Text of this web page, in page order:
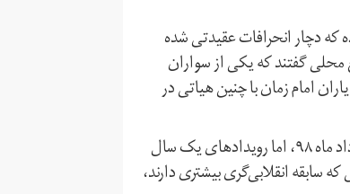
دچار انحرافات عقیدتی شده
گفتند که یکی از سواران
امام زمان با چنین هیاتی در
عبدالنبی نجیبی، معاون قضایی و برنامه‌ریزی دادگستری استان فارس، روز سه‌شنبه ۱۵ مرداد ماه ۹۸، اما رویدادهای یک سال
سابقه انقلابی‌گری بیشتری دارند،